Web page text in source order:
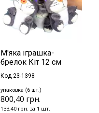
М'яка іграшка-
брелок Кіт 12 см
Код 23-1398
упаковка (6 шт.)
800,40 грн.
133,40 грн. за 1 шт.